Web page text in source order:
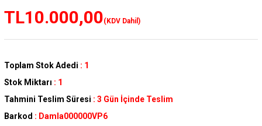
TL10.000,00(KDV Dahil)
Toplam Stok Adedi : 1
Stok Miktarı : 1
Tahmini Teslim Süresi : 3 Gün İçinde Teslim
Barkod : Damla000000VP6